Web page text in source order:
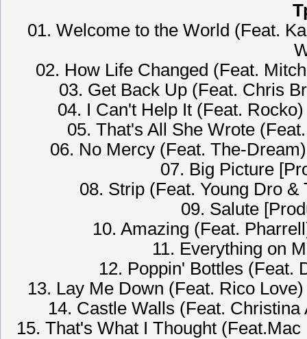
01. Welcome to the World (Feat.
02. How Life Changed (Feat.
03. Get Back Up (Feat. Chris
04. I Can't Help It (Feat.
05. That's All She Wrote
06. No Mercy (Feat. The-
07. Big Picture
08. Strip (Feat. Young Dro
09. Salute
10. Amazing (Feat.
11. Everything on
12. Poppin' Bottles (Feat.
13. Lay Me Down (Feat. Rico
14. Castle Walls (Feat.
15. That's What I Thought